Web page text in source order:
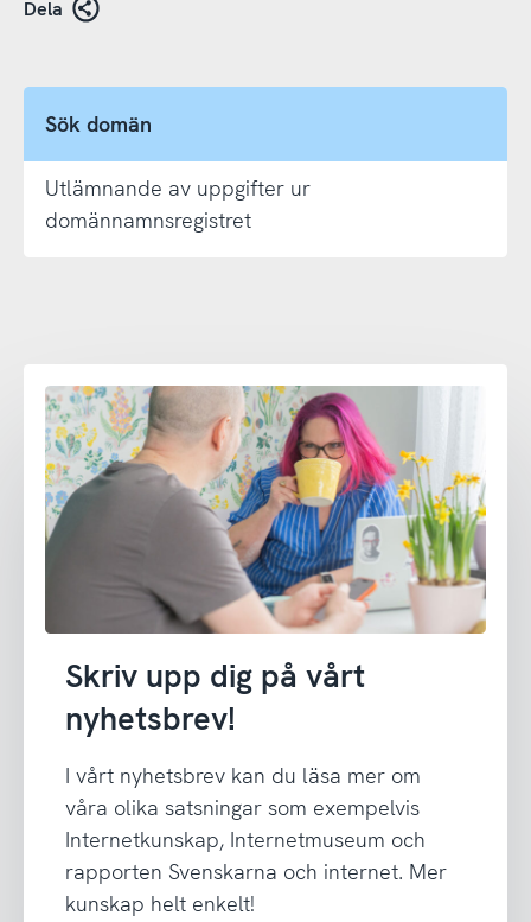
Dela
Sök domän
Utlämnande av uppgifter ur
domännamnsregistret
Skriv upp dig på vårt
nyhetsbrev!
I vårt nyhetsbrev kan du läsa mer om
våra olika satsningar som exempelvis
Internetkunskap, Internetmuseum och
rapporten Svenskarna och internet. Mer
kunskap helt enkelt!